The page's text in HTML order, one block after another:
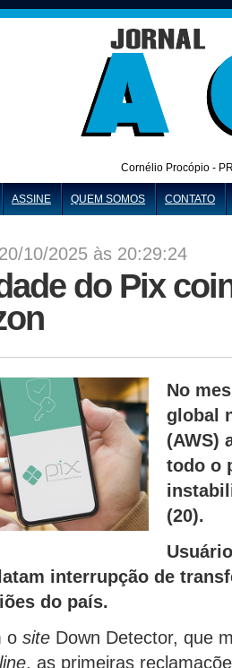
Cornélio Procópio -
ASSINE QUEM SOMOS CONTATO
10/2025 às 20:29:24
do Pix
No
global
(AWS)
todo o
(20).
interrupção de
do país.
o site Down Detector, que
, as primeiras